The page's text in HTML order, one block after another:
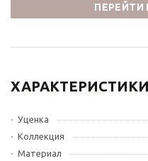
ПЕРЕЙТИ
ХАРАКТЕРИСТИКИ
Уценка
Коллекция
Материал